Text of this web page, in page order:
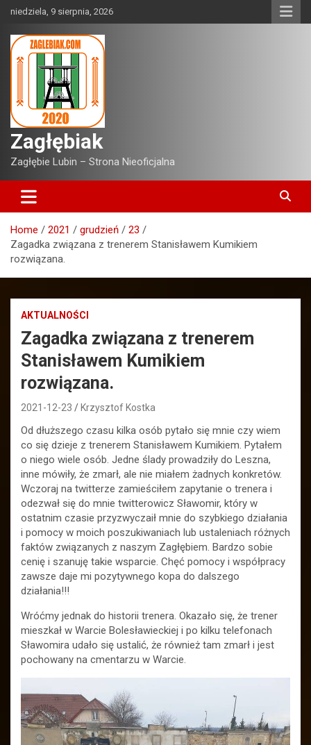
Skip
content
niedziela, 9 sierpnia, 2026
Zagłębiak
Zagłębie Lubin – Strona Nieoficjalna
Home 2021 grudzień
23
Zagadka związana z trenerem Stanisławem Kumikiem
rozwiązana.
AKTUALNOŚCI
Zagadka związana z trenerem
Stanisławem Kumikiem
rozwiązana.
2021-12-23 Krzysztof Kostka
Od dłuższego czasu kilka osób pytało się mnie czy wiem
co się dzieje z trenerem Stanisławem Kumikiem. Pytałem
o niego wiele osób. Jedne ślady prowadziły do Leszna,
inne mówiły, że zmarł, ale nie miałem żadnych konkretów.
Wczoraj na twitterze zamieściłem zapytanie o trenera i
odezwał się do mnie twitterowicz Sławomir, który w
ostatnim czasie przyzwyczaił mnie do szybkiego działania
i pomocy w moich poszukiwaniach lub ustaleniach różnych
faktów związanych z naszym Zagłębiem. Bardzo sobie
cenię i szanuję takie wsparcie. Chęć pomocy i współpracy
zawsze daje mi pozytywnego kopa do dalszego
działania!!!
Wróćmy jednak do historii trenera. Okazało się, że trener
mieszkał w Warcie Bolesławieckiej i po kilku telefonach
Sławomira udało się ustalić, że również tam zmarł i jest
pochowany na cmentarzu w Warcie.